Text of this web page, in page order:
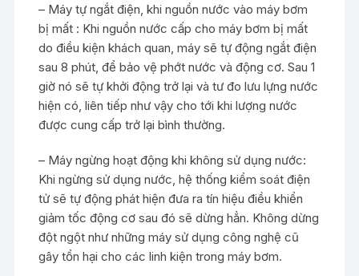
– Máy tự ngắt điện, khi nguồn nước vào máy bơm
bị mất : Khi nguồn nước cấp cho máy bơm bị mất
do điều kiện khách quan, máy sẽ tự động ngắt điện
sau 8 phút, để bảo vệ phớt nước và động cơ. Sau 1
giờ nó sẽ tự khởi động trở lại và tư đo lưu lựng nước
hiện có, liên tiếp như vậy cho tới khi lượng nước
được cung cấp trở lại bình thường.
– Máy ngừng hoạt động khi không sử dụng nước:
Khi ngừng sử dụng nước, hệ thống kiểm soát điện
tử sẽ tự động phát hiện đưa ra tín hiệu điều khiển
giảm tốc động cơ sau đó sẽ dừng hẳn. Không dừng
đột ngột như những máy sử dụng công nghệ cũ
gây tổn hại cho các linh kiện trong máy bơm.